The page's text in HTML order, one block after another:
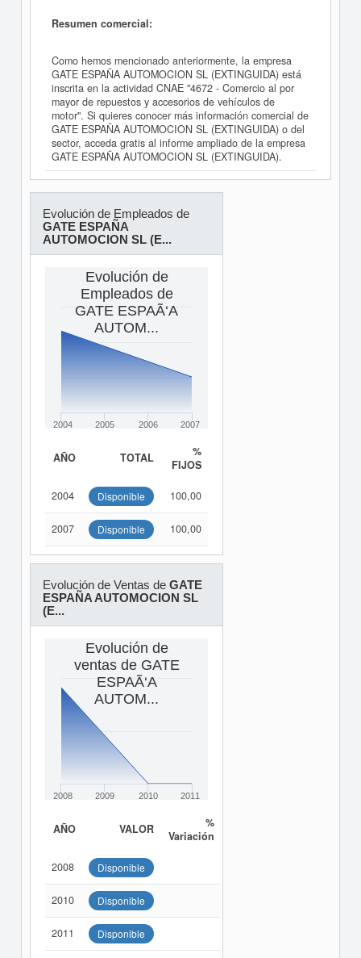
Resumen comercial:
Como hemos mencionado anteriormente, la empresa
GATE ESPAÑA AUTOMOCION SL (EXTINGUIDA) está
inscrita en la actividad CNAE "4672 - Comercio al por
mayor de repuestos y accesorios de vehículos de
motor". Si quieres conocer más información comercial de
GATE ESPAÑA AUTOMOCION SL (EXTINGUIDA) o del
sector, acceda gratis al informe ampliado de la empresa
GATE ESPAÑA AUTOMOCION SL (EXTINGUIDA).
Evolución de Empleados de
GATE ESPAÑA
AUTOMOCION SL (E...
Evolución de
Empleados de
GATE ESPAÃ‘A
AUTOM...
2004 2005 2006 2007
AÑO TOTAL
%
FIJOS
2004 Disponible 100,00
2007 Disponible 100,00
Evolución de Ventas de GATE
ESPAÑA AUTOMOCION SL
(E...
Evolución de
ventas de GATE
ESPAÃ‘A
AUTOM...
2008 2009 2010 2011
AÑO VALOR
%
Variación
2008 Disponible
2010 Disponible
2011 Disponible